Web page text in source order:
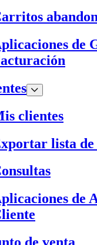
de
clientes
lista de
de